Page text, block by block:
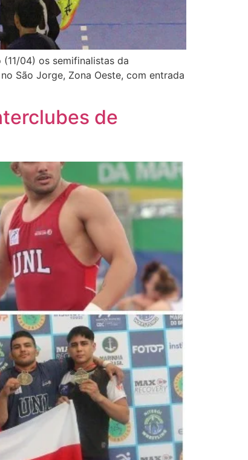
04) os semifinalistas da
São Jorge, Zona Oeste, com entrada
de